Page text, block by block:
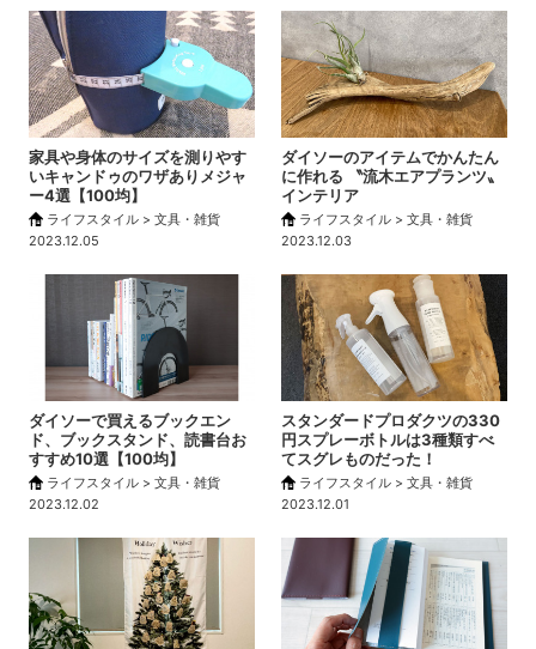
家具や身体のサイズを測りやす
いキャンドゥのワザありメジャ
ー4選【100均】
ライフスタイル > 文具・雑貨
2023.12.05
ダイソーのアイテムでかんたん
に作れる 〝流木エアプランツ〟
インテリア
ライフスタイル > 文具・雑貨
2023.12.03
ダイソーで買えるブックエン
ド、ブックスタンド、読書台お
すすめ10選【100均】
ライフスタイル > 文具・雑貨
2023.12.02
スタンダードプロダクツの330
円スプレーボトルは3種類すべ
てスグレものだった！
ライフスタイル > 文具・雑貨
2023.12.01